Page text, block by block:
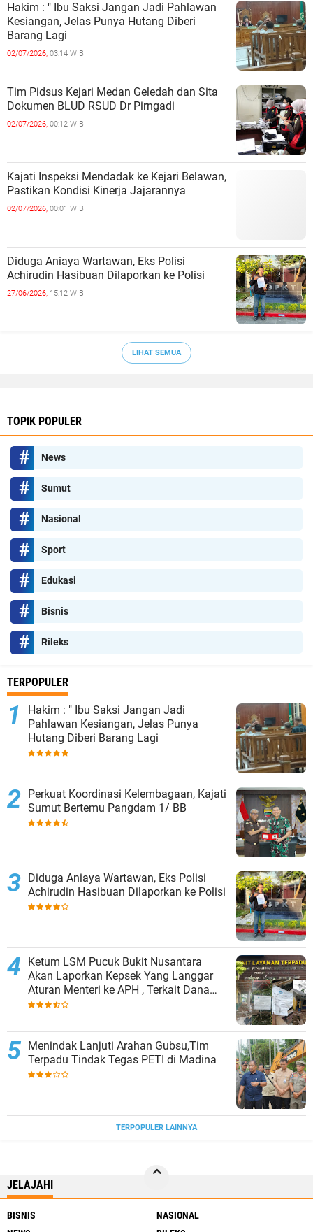
Hakim : " Ibu Saksi Jangan Jadi Pahlawan
Kesiangan, Jelas Punya Hutang Diberi
Barang Lagi
02/07/2026, 03:14 WIB
Tim Pidsus Kejari Medan Geledah dan Sita
Dokumen BLUD RSUD Dr Pirngadi
02/07/2026, 00:12 WIB
Kajati Inspeksi Mendadak ke Kejari Belawan,
Pastikan Kondisi Kinerja Jajarannya
02/07/2026, 00:01 WIB
Diduga Aniaya Wartawan, Eks Polisi
Achirudin Hasibuan Dilaporkan ke Polisi
27/06/2026, 15:12 WIB
LIHAT SEMUA
TOPIK POPULER
News
Sumut
Nasional
Sport
Edukasi
Bisnis
Rileks
TERPOPULER
Hakim : " Ibu Saksi Jangan Jadi
Pahlawan Kesiangan, Jelas Punya
Hutang Diberi Barang Lagi
Perkuat Koordinasi Kelembagaan, Kajati
Sumut Bertemu Pangdam 1/ BB
Diduga Aniaya Wartawan, Eks Polisi
Achirudin Hasibuan Dilaporkan ke Polisi
Ketum LSM Pucuk Bukit Nusantara
Akan Laporkan Kepsek Yang Langgar
Aturan Menteri ke APH , Terkait Dana
Revitalisasi Sekolah
Menindak Lanjuti Arahan Gubsu,Tim
Terpadu Tindak Tegas PETI di Madina
TERPOPULER LAINNYA
JELAJAHI
BISNIS
NASIONAL